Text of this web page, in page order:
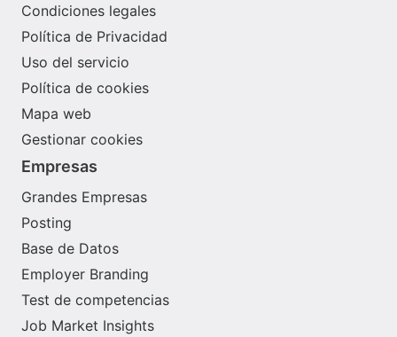
Condiciones legales
Política de Privacidad
Uso del servicio
Política de cookies
Mapa web
Gestionar cookies
Empresas
Grandes Empresas
Posting
Base de Datos
Employer Branding
Test de competencias
Job Market Insights